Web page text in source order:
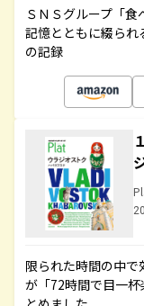
ＳＮＳグループ「
記憶とともに綴られ
の記録
限られた時間の中
が「72時間で目一